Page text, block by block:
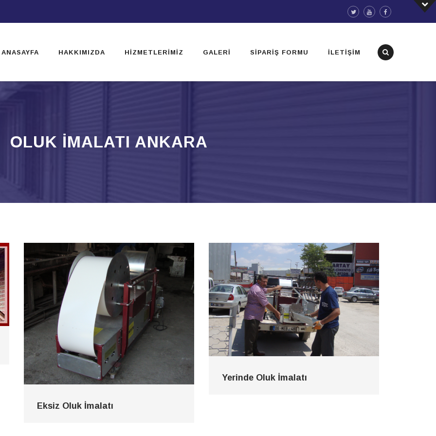
ANASAYFA HAKKIMIZDA HIZMETLERIMIZ GALERI SIPARIŞ FORMU İLETIŞIM
OLUK IMALATI ANKARA
Eksiz Oluk İmalatı
Yerinde Oluk İmalatı